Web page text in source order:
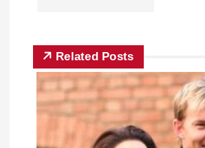
Related Posts